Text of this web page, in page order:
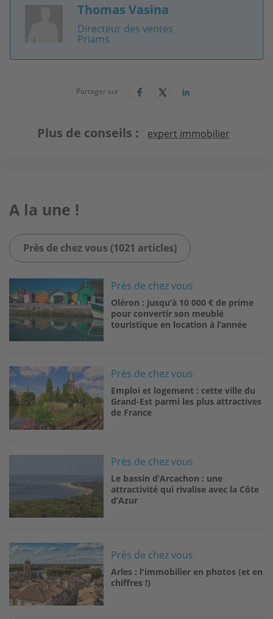
Thomas Vasina
Directeur des ventes
Priams
Partager sur
Plus de conseils expert immobilier
A la une !
Près de chez vous (1021 articles)
Près de chez vous
Oléron : jusqu’à 10 000 € de prime
pour convertir son meublé
touristique en location à l’année
Image Près de chez vous
Emploi et logement : cette ville du
Grand-Est parmi les plus attractives
de France
Image Près de chez vous
Le bassin d’Arcachon : une
attractivité qui rivalise avec la Côte
d’Azur
Image
Près de chez vous
Arles : l'immobilier en photos (et en
chiffres !)